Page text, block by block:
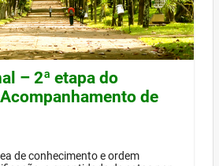
– 2ª etapa do
de
de conhecimento e ordem